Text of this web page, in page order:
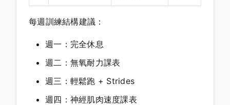
每週訓練結構建議：
週一：完全休息
週二：無氧耐力課表
週三：輕鬆跑 + Strides
週四：神經肌肉速度課表